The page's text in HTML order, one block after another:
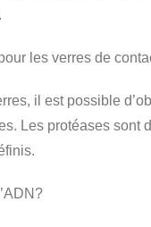
les verres de
il est possible
Les protéases sont